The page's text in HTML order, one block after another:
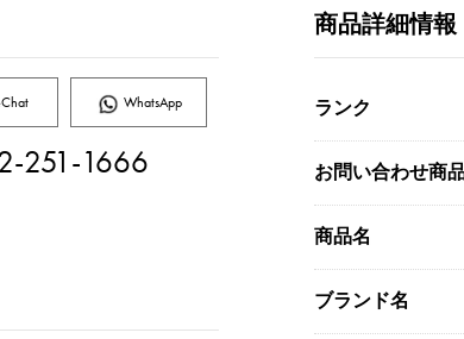
WhatsApp
251-1666
商品詳細情報
ランク
お問い合わせ商
商品名
ブランド名